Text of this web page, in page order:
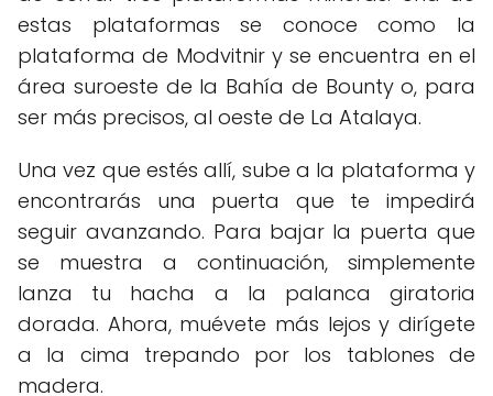
estas plataformas se conoce como la
plataforma de Modvitnir y se encuentra en el
área suroeste de la Bahía de Bounty o, para
ser más precisos, al oeste de La Atalaya.
Una vez que estés allí, sube a la plataforma y
encontrarás una puerta que te impedirá
seguir avanzando. Para bajar la puerta que
se muestra a continuación, simplemente
lanza tu hacha a la palanca giratoria
dorada. Ahora, muévete más lejos y dirígete
a la cima trepando por los tablones de
madera.